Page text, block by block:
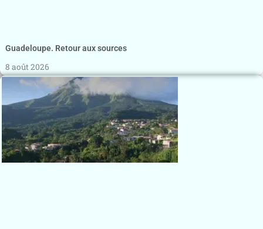
Guadeloupe. Retour aux sources
8 août 2026